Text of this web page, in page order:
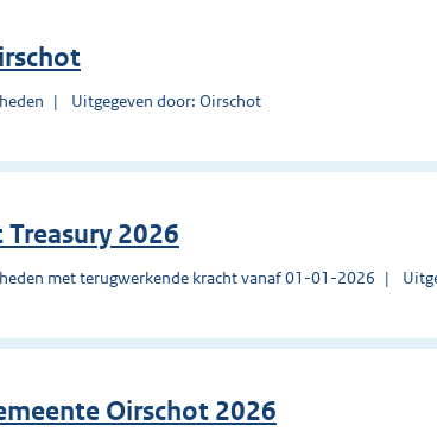
Uitgegeven door: Oirschot
2026
met terugwerkende kracht vanaf 01-01-2026
Oirschot 2026